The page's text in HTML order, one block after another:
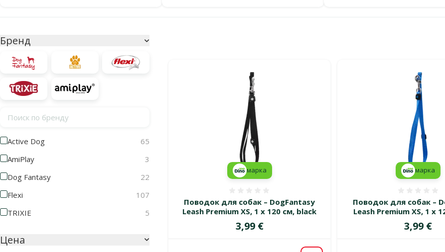
Бренд
Поиск по бренду
Active Dog
65
AmiPlay
3
Dog Fantasy
22
Flexi
107
TRIXIE
5
Цена
Поводок для собак – DogFantasy
Leash Premium XS, 1 x 120 см, black
Цена
3,99 €
марка
Поводок для собак –
Leash Premium XS, 1 x
Цена
3,99 €
марка